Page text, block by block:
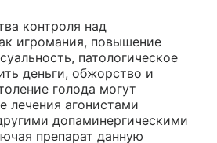
контроля над
игромания, повышение
патологическое
деньги, обжорство и
голода могут
лечения агонистами
допаминергическими
препарат данную